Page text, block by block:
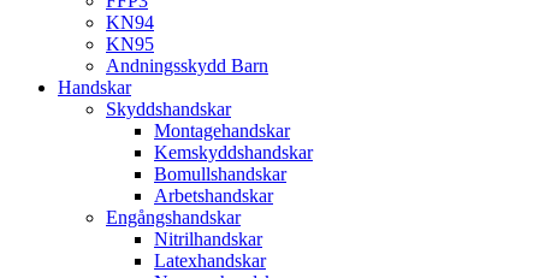
KN94
KN95
Andningsskydd Barn
Handskar
Skyddshandskar
Montagehandskar
Kemskyddshandskar
Bomullshandskar
Arbetshandskar
Engångshandskar
Nitrilhandskar
Latexhandskar